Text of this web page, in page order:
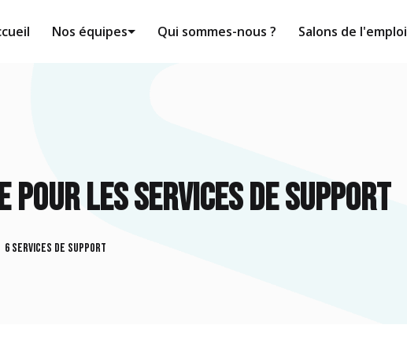
Nos équipes Qui sommes-nous ? Salons de l'emploi
pour les services de support
6 Services de support